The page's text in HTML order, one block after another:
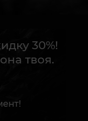
30%!
твоя.